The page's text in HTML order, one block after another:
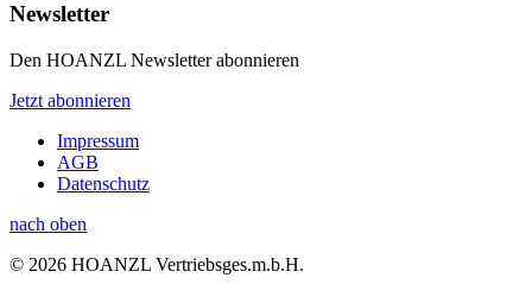
Newsletter
Den HOANZL Newsletter abonnieren
Jetzt abonnieren
Impressum
AGB
Datenschutz
nach oben
© 2026 HOANZL Vertriebsges.m.b.H.